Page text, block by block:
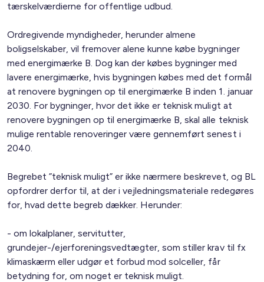
tærskelværdierne for offentlige udbud.
Ordregivende myndigheder, herunder almene
boligselskaber, vil fremover alene kunne købe bygninger
med energimærke B. Dog kan der købes bygninger med
lavere energimærke, hvis bygningen købes med det formål
at renovere bygningen op til energimærke B inden 1. januar
2030. For bygninger, hvor det ikke er teknisk muligt at
renovere bygningen op til energimærke B, skal alle teknisk
mulige rentable renoveringer være gennemført senest i
2040.
Begrebet ”teknisk muligt” er ikke nærmere beskrevet, og BL
opfordrer derfor til, at der i vejledningsmateriale redegøres
for, hvad dette begreb dækker. Herunder:
- om lokalplaner, servitutter,
grundejer-/ejerforeningsvedtægter, som stiller krav til fx
klimaskærm eller udgør et forbud mod solceller, får
betydning for, om noget er teknisk muligt.